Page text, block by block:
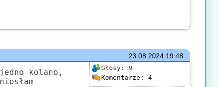
komentarz
23.08.202419:48
Głosy: 9
Komentarze: 4
kolano,